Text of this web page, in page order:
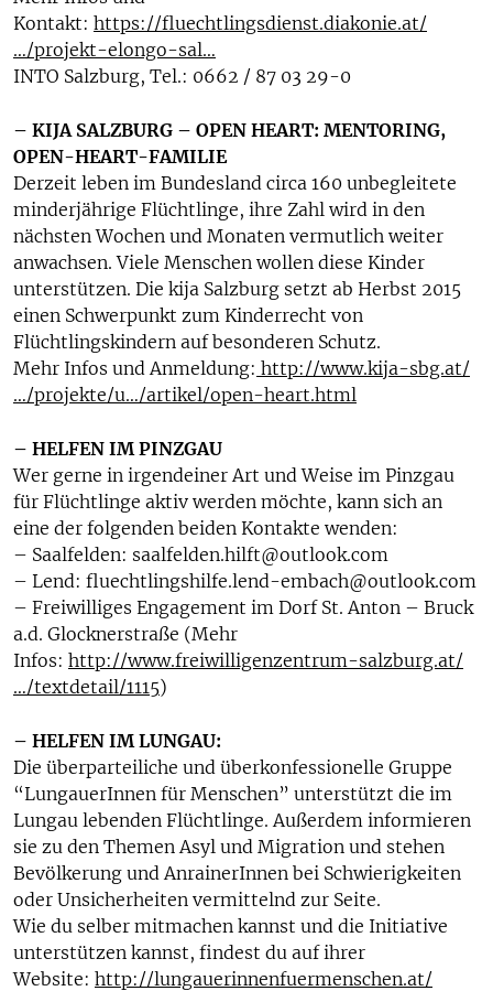
Kontakt: https://fluechtlingsdienst.diakonie.at/
…/projekt-elongo-sal…
INTO Salzburg, Tel.: 0662 / 87 03 29-0
– KIJA SALZBURG – OPEN HEART: MENTORING,
OPEN-HEART-FAMILIE
Derzeit leben im Bundesland circa 160 unbegleitete
minderjährige Flüchtlinge, ihre Zahl wird in den
nächsten Wochen und Monaten vermutlich weiter
anwachsen. Viele Menschen wollen diese Kinder
unterstützen. Die kija Salzburg setzt ab Herbst 2015
einen Schwerpunkt zum Kinderrecht von
Flüchtlingskindern auf besonderen Schutz.
Mehr Infos und Anmeldung: http://www.kija-sbg.at/
…/projekte/u…/artikel/open-heart.html
– HELFEN IM PINZGAU
Wer gerne in irgendeiner Art und Weise im Pinzgau
für Flüchtlinge aktiv werden möchte, kann sich an
eine der folgenden beiden Kontakte wenden:
– Saalfelden: saalfelden.hilft@outlook.com
– Lend: fluechtlingshilfe.lend-embach@outlook.com
– Freiwilliges Engagement im Dorf St. Anton – Bruck
a.d. Glocknerstraße (Mehr
Infos: http://www.freiwilligenzentrum-salzburg.at/
…/textdetail/1115)
– HELFEN IM LUNGAU:
Die überparteiliche und überkonfessionelle Gruppe
“LungauerInnen für Menschen” unterstützt die im
Lungau lebenden Flüchtlinge. Außerdem informieren
sie zu den Themen Asyl und Migration und stehen
Bevölkerung und AnrainerInnen bei Schwierigkeiten
oder Unsicherheiten vermittelnd zur Seite.
Wie du selber mitmachen kannst und die Initiative
unterstützen kannst, findest du auf ihrer
Website: http://lungauerinnenfuermenschen.at/